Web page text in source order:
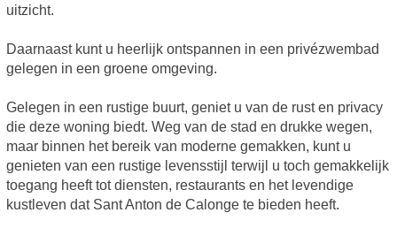
uitzicht.
Daarnaast kunt u heerlijk ontspannen in een privézwembad
gelegen in een groene omgeving.
Gelegen in een rustige buurt, geniet u van de rust en privacy
die deze woning biedt. Weg van de stad en drukke wegen,
maar binnen het bereik van moderne gemakken, kunt u
genieten van een rustige levensstijl terwijl u toch gemakkelijk
toegang heeft tot diensten, restaurants en het levendige
kustleven dat Sant Anton de Calonge te bieden heeft.